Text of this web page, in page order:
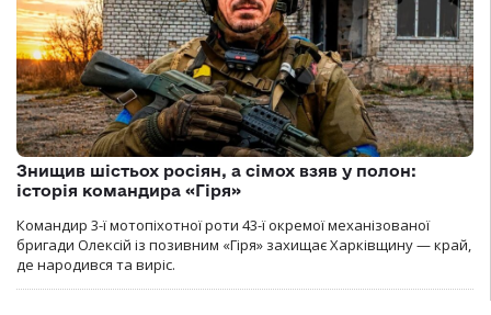
Знищив шістьох росіян, а сімох взяв у полон:
історія командира «Гіря»
Командир 3-ї мотопіхотної роти 43-ї окремої механізованої
бригади Олексій із позивним «Гіря» захищає Харківщину — край,
де народився та виріс.